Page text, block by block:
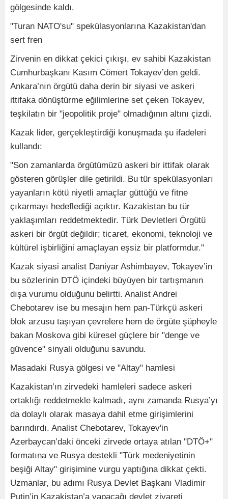
gölgesinde kaldı.
"Turan NATO'su" spekülasyonlarına Kazakistan'dan
sert fren
Zirvenin en dikkat çekici çıkışı, ev sahibi Kazakistan
Cumhurbaşkanı Kasım Cömert Tokayev’den geldi.
Ankara’nın örgütü daha derin bir siyasi ve askeri
ittifaka dönüştürme eğilimlerine set çeken Tokayev,
teşkilatın bir "jeopolitik proje" olmadığının altını çizdi.
Kazak lider, gerçekleştirdiği konuşmada şu ifadeleri
kullandı:
"Son zamanlarda örgütümüzü askeri bir ittifak olarak
gösteren görüşler dile getirildi. Bu tür spekülasyonları
yayanların kötü niyetli amaçlar güttüğü ve fitne
çıkarmayı hedeflediği açıktır. Kazakistan bu tür
yaklaşımları reddetmektedir. Türk Devletleri Örgütü
askeri bir örgüt değildir; ticaret, ekonomi, teknoloji ve
kültürel işbirliğini amaçlayan eşsiz bir platformdur."
Kazak siyasi analist Daniyar Ashimbayev, Tokayev’in
bu sözlerinin DTÖ içindeki büyüyen bir tartışmanın
dışa vurumu olduğunu belirtti. Analist Andrei
Chebotarev ise bu mesajın hem pan-Türkçü askeri
blok arzusu taşıyan çevrelere hem de örgüte şüpheyle
bakan Moskova gibi küresel güçlere bir "denge ve
güvence" sinyali olduğunu savundu.
Masadaki Rusya gölgesi ve "Altay" hamlesi
Kazakistan’ın zirvedeki hamleleri sadece askeri
ortaklığı reddetmekle kalmadı, aynı zamanda Rusya’yı
da dolaylı olarak masaya dahil etme girişimlerini
barındırdı. Analist Chebotarev, Tokayev'in
Azerbaycan’daki önceki zirvede ortaya atılan "DTÖ+"
formatına ve Rusya destekli "Türk medeniyetinin
beşiği Altay" girişimine vurgu yaptığına dikkat çekti.
Uzmanlar, bu adımı Rusya Devlet Başkanı Vladimir
Putin’in Kazakistan’a yapacağı devlet ziyareti